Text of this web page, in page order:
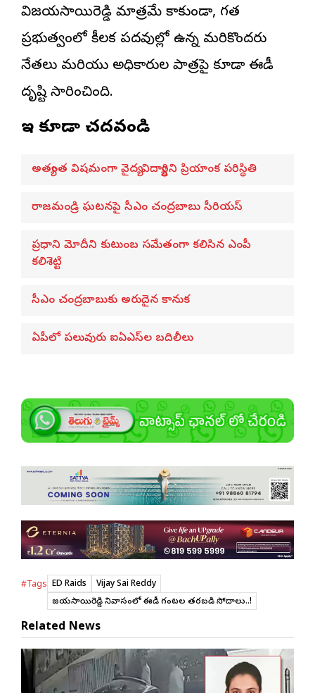
విజయసాయిరెడ్డి మాత్రమే కాకుండా, గత
ప్రభుత్వంలో కీలక పదవుల్లో ఉన్న మరికొందరు
నేతలు మరియు అధికారుల పాత్రపై కూడా ఈడీ
దృష్టి సారించింది.
ఇవి కూడా చదవండి
అత్యంత విషమంగా వైద్య విద్యార్థిని ప్రియాంక పరిస్థితి
రాజమండ్రి ఘటనపై సీఎం చంద్రబాబు సీరియస్
ప్రధాని మోదీని కుటుంబ సమేతంగా కలిసిన ఎంపీ
కలిశెట్టి
సీఎం చంద్రబాబుకు అరుదైన కానుక
ఏపీలో పలువురు ఐఏఎస్‌ల బదిలీలు
#Tags ED Raids
Vijay Sai Reddy
విజయసాయిరెడ్డి నివాసంలో ఈడీ గంటల తరబడి సోదాలు..!
Related News